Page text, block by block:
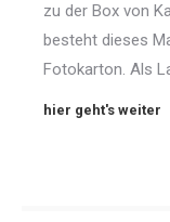
zu der Box von
besteht dieses
Fotokarton. Als
hier geht's weiter